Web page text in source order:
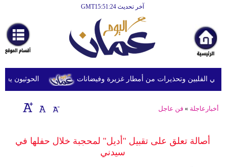
آخر تحديث GMT15:51:24
أخبارعاجلة
رياضة
ثقافة
إقتصاد
وموسيقى
الحوثيون الفلبين وتحذيرات من أمطار غزيرة وفيضانات
أخبارعاجلة »فن عاجل
أصالة تعلق على تقبيل "أديل" لمحجبة خلال حفلها في
سيدني